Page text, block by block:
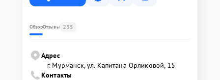
ОбзорОтзывы 235
Адрес
г. Мурманск, ул. Капитана Орликовой, 15
Контакты